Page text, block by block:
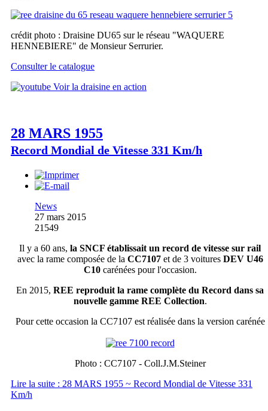
crédit photo : Draisine DU65 sur le réseau "WAQUERE
HENNEBIERE" de Monsieur Serrurier.
Consulter le catalogue
Voir la draisine en action
28 MARS 1955
Record Mondial de Vitesse 331 Km/h
News
27 mars 2015
21549
Il y a 60 ans, la SNCF établissait un record de vitesse sur rail
avec la rame composée de la CC7107et de 3 voitures DEV U46
C10carénées pour l'occasion.
En 2015, REE reproduit la rame complète du Record dans sa
nouvelle gamme REE Collection.
Pour cette occasion la CC7107 est réalisée dans la version carénée
Photo : CC7107 - Coll.J.M.Steiner
Lire la suite : 28 MARS 1955 ~ Record Mondial de Vitesse 331
Km/h